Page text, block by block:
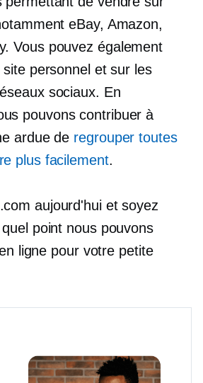
eBay, Amazon,
Vous pouvez également
personnel et sur les
sociaux. En
pouvons contribuer à
ardue de regrouper toutes
plus facilement.
aujourd'hui et soyez
point nous pouvons
ligne pour votre petite